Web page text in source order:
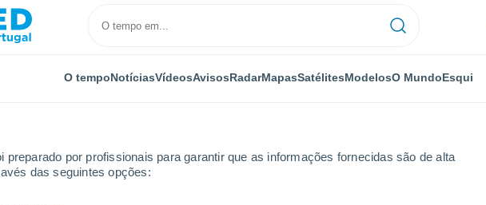
preparado por profissionais para garantir que as informações fornecidas são de alta
das seguintes opções:
O tempoNotíciasVídeosAvisosRadarMapasSatélitesModelosO MundoEsqui